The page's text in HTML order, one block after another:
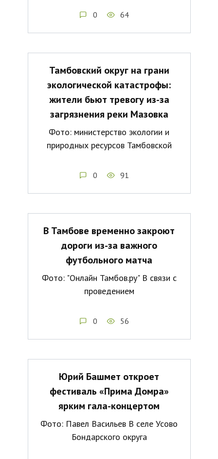
0 64
Тамбовский округ на грани
экологической катастрофы:
жители бьют тревогу из-за
загрязнения реки Мазовка
Фото: министерство экологии и
природных ресурсов Тамбовской
0 91
В Тамбове временно закроют
дороги из-за важного
футбольного матча
Фото: "Онлайн Тамбов.ру" В связи с
проведением
0 56
Юрий Башмет откроет
фестиваль «Прима Домра»
ярким гала-концертом
Фото: Павел Васильев В селе Усово
Бондарского округа